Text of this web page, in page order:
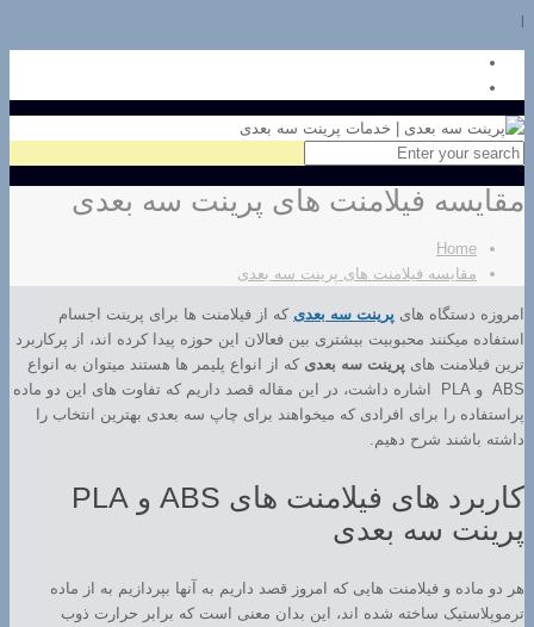
مقایسه فیلامنت های پرینت سه بعدی
Home
مقایسه فیلامنت های پرینت سه بعدی
امروزه دستگاه های پرینت سه بعدی که از فیلامنت ها برای پرینت اجسام
استفاده میکنند محبوبیت بیشتری بین فعالان این حوزه پیدا کرده اند، از پرکاربرد
ترین فیلامنت های پرینت سه بعدی که از انواع پلیمر ها هستند میتوان به انواع
ABS و PLA اشاره داشت، در این مقاله قصد داریم که تفاوت های این دو ماده
پراستفاده را برای افرادی که میخواهند برای چاپ سه بعدی بهترین انتخاب را
داشته باشند شرح دهیم.
کاربرد های فیلامنت های ABS و PLA
پرینت سه بعدی
هر دو ماده و فیلامنت هایی که امروز قصد داریم به آنها بپردازیم به از ماده
ترموپلاستیک ساخته شده اند، این بدان معنی است که برابر حرارت ذوب